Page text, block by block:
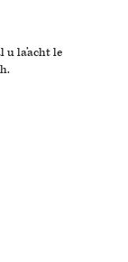
u la’acht le